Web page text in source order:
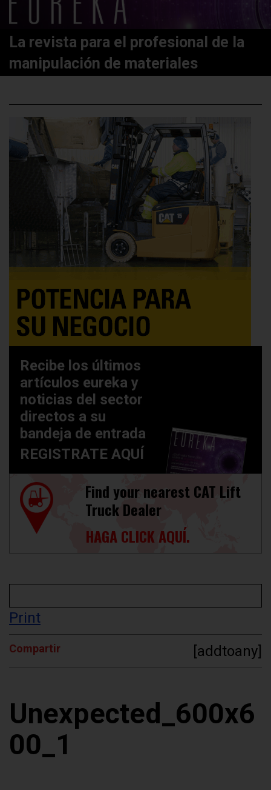
La revista para el profesional de la
manipulación de materiales
Recibe los últimos
artículos eureka y
noticias del sector
directos a su
bandeja de entrada
REGISTRATE AQUÍ
Find your nearest CAT Lift
Truck Dealer
HAGA CLICK AQUÍ.
Print
Compartir [addtoany]
Unexpected_600x6
00_1